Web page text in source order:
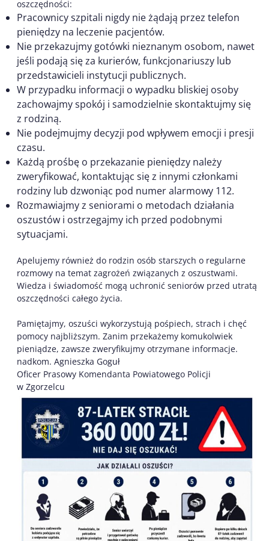
oszczędności:
Pracownicy szpitali nigdy nie żądają przez telefon
pieniędzy na leczenie pacjentów.
Nie przekazujmy gotówki nieznanym osobom, nawet
jeśli podają się za kurierów, funkcjonariuszy lub
przedstawicieli instytucji publicznych.
W przypadku informacji o wypadku bliskiej osoby
zachowajmy spokój i samodzielnie skontaktujmy się
z rodziną.
Nie podejmujmy decyzji pod wpływem emocji i presji
czasu.
Każdą prośbę o przekazanie pieniędzy należy
zweryfikować, kontaktując się z innymi członkami
rodziny lub dzwoniąc pod numer alarmowy 112.
Rozmawiajmy z seniorami o metodach działania
oszustów i ostrzegajmy ich przed podobnymi
sytuacjami.
Apelujemy również do rodzin osób starszych o regularne
rozmowy na temat zagrożeń związanych z oszustwami.
Wiedza i świadomość mogą uchronić seniorów przed utratą
oszczędności całego życia.
Pamiętajmy, oszuści wykorzystują pośpiech, strach i chęć
pomocy najbliższym. Zanim przekażemy komukolwiek
pieniądze, zawsze zweryfikujmy otrzymane informacje.
nadkom. Agnieszka Goguł
Oficer Prasowy Komendanta Powiatowego Policji
w Zgorzelcu